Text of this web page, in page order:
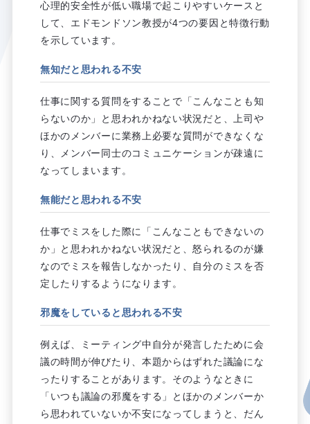
心理的安全性が低い職場で起こりやすいケースと
して、エドモンドソン教授が4つの要因と特徴行動
を示しています。
無知だと思われる不安
仕事に関する質問をすることで「こんなことも知
らないのか」と思われかねない状況だと、上司や
ほかのメンバーに業務上必要な質問ができなくな
り、メンバー同士のコミュニケーションが疎遠に
なってしまいます。
無能だと思われる不安
仕事でミスをした際に「こんなこともできないの
か」と思われかねない状況だと、怒られるのが嫌
なのでミスを報告しなかったり、自分のミスを否
定したりするようになります。
邪魔をしていると思われる不安
例えば、ミーティング中自分が発言したために会
議の時間が伸びたり、本題からはずれた議論にな
ったりすることがあります。そのようなときに
「いつも議論の邪魔をする」とほかのメンバーか
ら思われていないか不安になってしまうと、だん